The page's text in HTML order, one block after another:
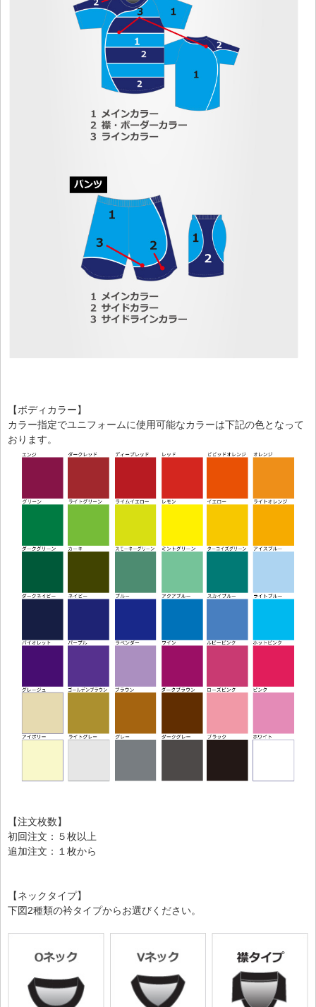
【ボディカラー】
カラー指定でユニフォームに使用可能なカラーは下記の色となって
おります。
【注文枚数】
初回注文：５枚以上
追加注文：１枚から
【ネックタイプ】
下図2種類の衿タイプからお選びください。